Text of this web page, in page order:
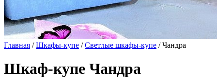
Главная /Шкафы-купе /Светлые шкафы-купе / Чандра
Шкаф-купе Чандра